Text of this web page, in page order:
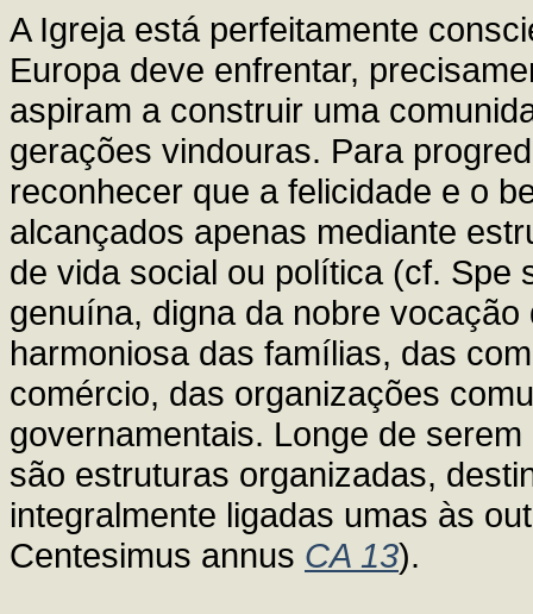
A Igreja está perfeitamente
Europa deve enfrentar,
aspiram a construir uma
gerações vindouras. Para
reconhecer que a felicidade e o
alcançados apenas mediante
de vida social ou política (cf. Spe
genuína, digna da nobre
harmoniosa das famílias, das
comércio, das organizações
governamentais. Longe de
são estruturas organizadas,
integralmente ligadas umas às
Centesimus annus CA 13).